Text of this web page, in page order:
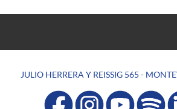
JULIO HERRERA Y REISSIG 565 -